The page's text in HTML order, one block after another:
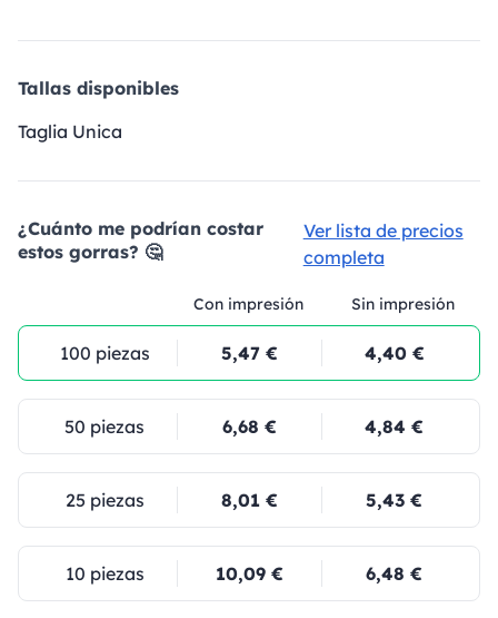
Tallas disponibles
Taglia Unica
¿Cuánto me podrían costar
estos gorras? 🤔
Ver lista de precios
completa
Con impresión Sin impresión
100 piezas 5,47 € 4,40 €
50 piezas 6,68 € 4,84 €
25 piezas 8,01 € 5,43 €
10 piezas 10,09 € 6,48 €